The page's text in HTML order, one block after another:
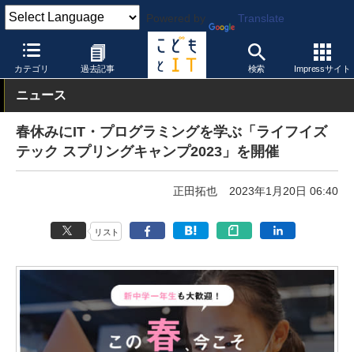
Powered by Translate
カテゴリ 過去記事 検索 Impressサイト
こどもとIT イベント・セミナー
ニュース
春休みにIT・プログラミングを学ぶ「ライフイズ
テック スプリングキャンプ2023」を開催
正田拓也 2023年1月20日 06:40
リスト